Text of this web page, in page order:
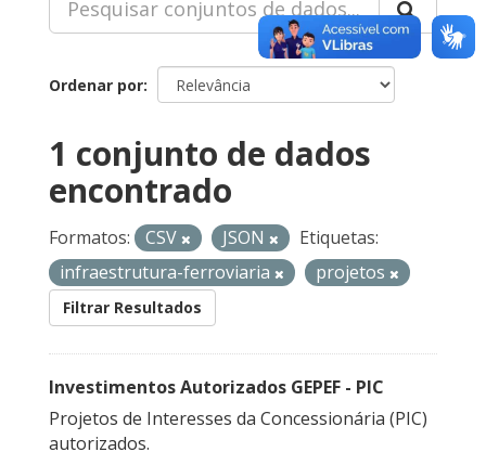
Ordenar por
1 conjunto de dados
encontrado
Formatos: CSV JSON
Etiquetas:
infraestrutura-ferroviaria
projetos
Filtrar Resultados
Investimentos Autorizados GEPEF - PIC
Projetos de Interesses da Concessionária (PIC)
autorizados.